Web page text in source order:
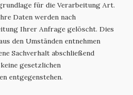
für die Verarbeitung Art.
Daten werden nach
Ihrer Anfrage gelöscht. Dies
den Umständen entnehmen
Sachverhalt abschließend
gesetzlichen
entgegenstehen.